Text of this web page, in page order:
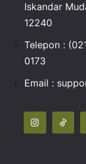
Iskandar
12240
Telepon :
0173
Email :